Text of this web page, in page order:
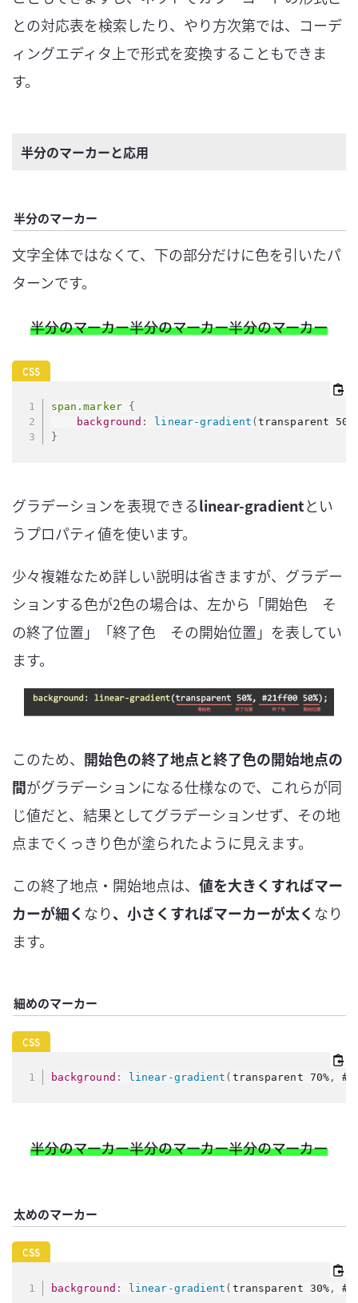
との対応表を検索したり、やり方次第では、コーデ
ィングエディタ上で形式を変換することもできま
す。
半分のマーカーと応用
半分のマーカー
文字全体ではなくて、下の部分だけに色を引いたパ
ターンです。
span.marker
{
background : linear-gradient ( transparent 50%
}
グラデーションを表現できるlinear-gradientとい
うプロパティ値を使います。
少々複雑なため詳しい説明は省きますが、グラデー
ションする色が2色の場合は、左から「開始色 そ
の終了位置」「終了色 その開始位置」を表してい
ます。
このため、 開始色の終了地点と終了色の開始地点の
間がグラデーションになる仕様なので、これらが同
じ値だと、結果としてグラデーションせず、その地
点までくっきり色が塗られたように見えます。
この終了地点・開始地点は、 値を大きくすればマー
カーが細く なり、小さくすればマーカーが太く なり
ます。
細めのマーカー
background : linear-gradient ( transparent 70% ,
太めのマーカー
background : linear-gradient ( transparent 30% ,